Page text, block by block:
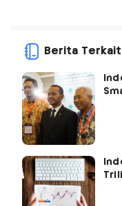
Berita Terkait